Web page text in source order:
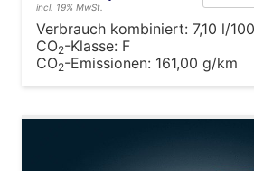
incl. 19% MwSt.
Verbrauch kombiniert: 7,10 l/
CO2-Klasse: F
CO2-Emissionen: 161,00 g/km